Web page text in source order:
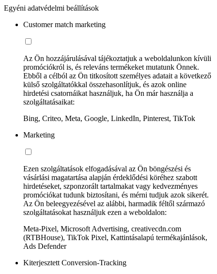
Egyéni adatvédelmi beállítások
Customer match marketing
Az Ön hozzájárulásával tájékoztatjuk a weboldalunkon kívüli
promóciókról is, és releváns termékeket mutatunk Önnek.
Ebből a célból az Ön titkosított személyes adatait a következő
külső szolgáltatókkal összehasonlítjuk, és azok online
hirdetési csatornáikat használjuk, ha Ön már használja a
szolgáltatásaikat:
Bing, Criteo, Meta, Google, LinkedIn, Pinterest, TikTok
Marketing
Ezen szolgáltatások elfogadásával az Ön böngészési és
vásárlási magatartása alapján érdeklődési köréhez szabott
hirdetéseket, szponzorált tartalmakat vagy kedvezményes
promóciókat tudunk biztosítani, és mérni tudjuk azok sikerét.
Az Ön beleegyezésével az alábbi, harmadik féltől származó
szolgáltatásokat használjuk ezen a weboldalon:
Meta-Pixel, Microsoft Advertising, creativecdn.com
(RTBHouse), TikTok Pixel, Kattintásalapú termékajánlások,
Ads Defender
Kiterjesztett Conversion-Tracking